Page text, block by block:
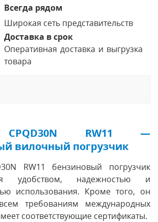
Всегда рядом
Широкая сеть представительств
Доставка в срок
Оперативная доставка и выгрузка
товара
CPQD30N RW11 —
вилочный погрузчик
RW11 бензиновый погрузчик
удобством, надежностью и
использования. Кроме того, он
всем требованиям международных
соответствующие сертификаты.